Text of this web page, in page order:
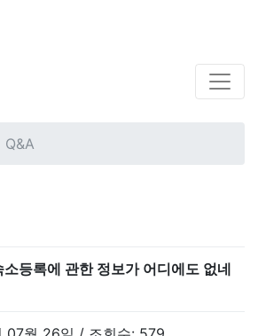
Q&A
등록에 관한 정보가 어디에도 없네